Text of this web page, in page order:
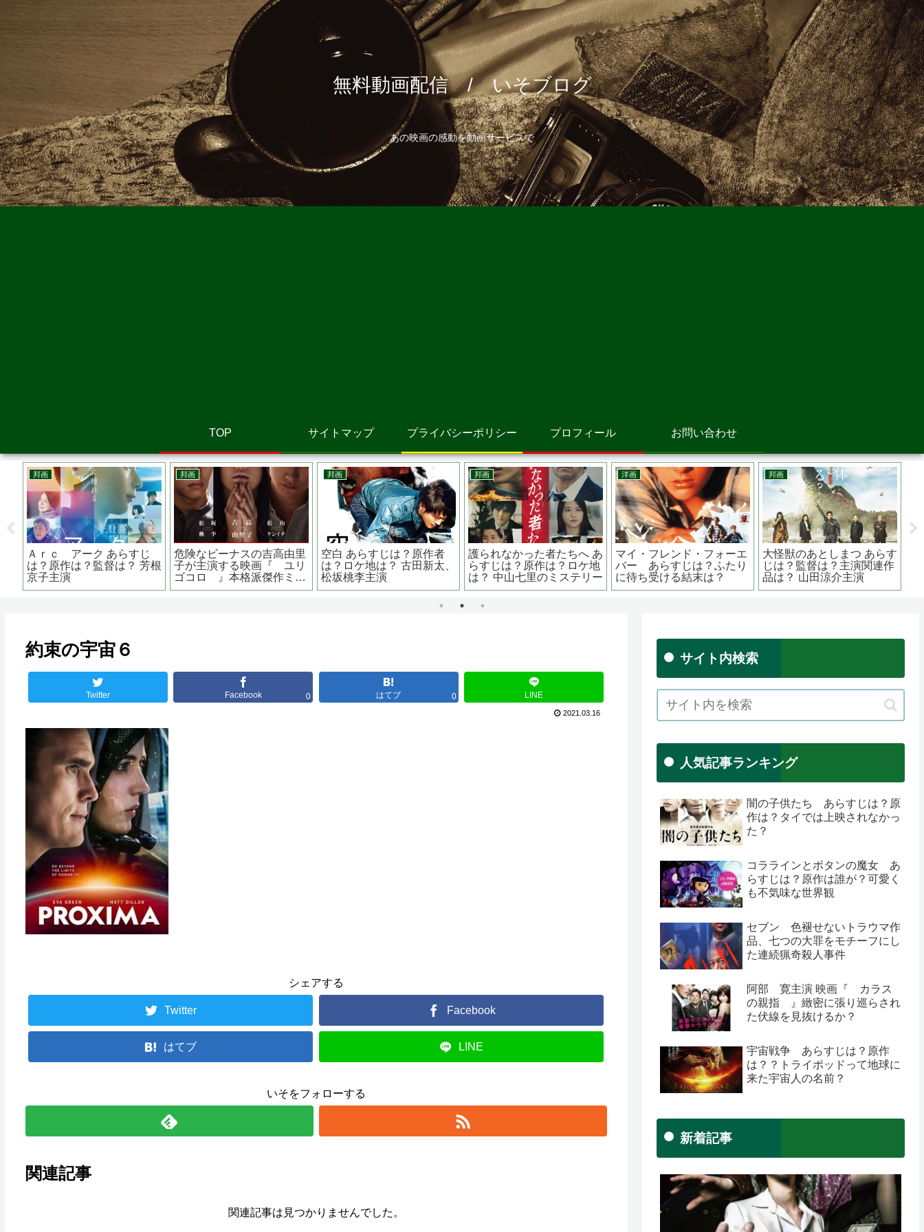
無料動画配信 / いそブログ
あの映画の感動を動画サービスで
TOP サイトマップ プライバシーポリシー プロフィール お問い合わせ
邦画
浜の朝日の嘘つきどもと あ
らすじは？監督は？ロケ地
の映画館はどこ？ 高畑充希
主演
邦画
トキワ荘の青春 あらすじ
は？原作は？キャストは？
伝説の漫画家たち
アニメ映画
サイダーのように言葉が湧
き上がる あらすじは？原作
は？ 気になる声優は？
洋画
ピーターラビット２／バー
ナバスの誘惑 あらすじは？
原作は？吹替は誰が？？
アニメ映画
長ぐつをはいたネコ シュ
レックにも登場するあの猫
が主役のストーリー
アニメ映画
スマーフ スマーフェット
と秘密の大冒険 原作は？
ベルギーの漫画から生まれ
た？
約束の宇宙６
Twitter Facebook 0 はてブ 0 LINE
2021.03.16
シェアする
Twitter Facebook
はてブ LINE
いそをフォローする
関連記事
関連記事は見つかりませんでした。
サイト内検索
人気記事ランキング
闇の子供たち あらすじは？原
作は？タイでは上映されなかっ
た？
コララインとボタンの魔女 あ
らすじは？原作は誰が？可愛く
も不気味な世界観
セブン 色褪せないトラウマ作
品、七つの大罪をモチーフにし
た連続猟奇殺人事件
阿部 寛主演 映画『 カラス
の親指 』緻密に張り巡らされ
た伏線を見抜けるか？
宇宙戦争 あらすじは？原作
は？？トライポッドって地球に
来た宇宙人の名前？
新着記事